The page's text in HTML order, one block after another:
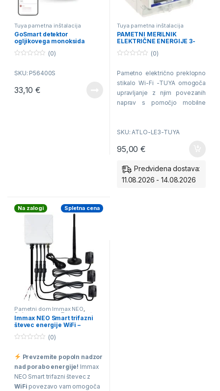
Tuya pametna inštalacija
GoSmart detektor
ogljikovega monoksida
TCS0101W z WiFi
u
f
(0)
SKU: P56400S
33,10€
Tuya pametna inštalacija
PAMETNI MERILNIK
ELEKTRIČNE ENERGIJE 3-
fazni TUYA Wi-Fi, Tuya
Smart
u
o
f
(0)
Pametno električno preklopno
stikalo Wi-Fi -TUYA omogoča
upravljanje z njim povezanih
naprav s pomočjo mobilne
treba povezati z omrežjem Wi-
SKU: ATLO-LE3-TUYA
95,00€
Predvidena dostava:
11.08.2026 - 14.08.2026
Na zalogi Spletna cena
Pametni dom Immax NEO,
Solarna oprema Tuya pametna
inštalacija
Immax NEO Smart trifazni
števec energije WiFi –
Pametno upravljanje z
elektriko!
u
o
f
5
(0)
Prevzemite popoln nadzor
nad porabo energije! Immax
NEO Smart trifazni števec z
WiFi povezavo vam omogoča